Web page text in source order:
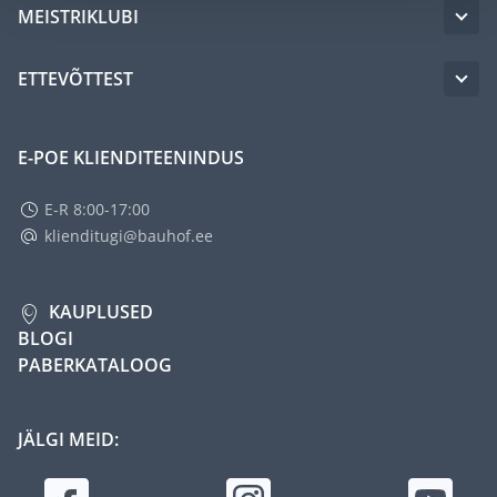
MEISTRIKLUBI
ETTEVÕTTEST
E-POE KLIENDITEENINDUS
E-R 8:00-17:00
klienditugi@bauhof.ee
KAUPLUSED
BLOGI
PABERKATALOOG
JÄLGI MEID: